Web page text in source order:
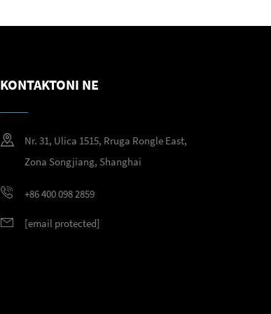
KONTAKTONI NE
Nr. 31, Ulica 1515, Rruga Rongle East,
Zona Songjiang, Shanghai
+86 400 098 2859
[email protected]